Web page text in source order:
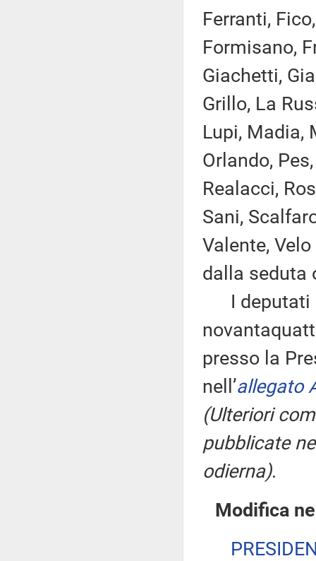
Ferranti,
Formisano,
Giachetti,
Grillo, La
Lupi, Madia,
Orlando,
Realacci,
Sani,
Valente,
dalla seduta
I deputati
presso la
nell’allegato
(Ulteriori
pubblicate
odierna).
Modifica